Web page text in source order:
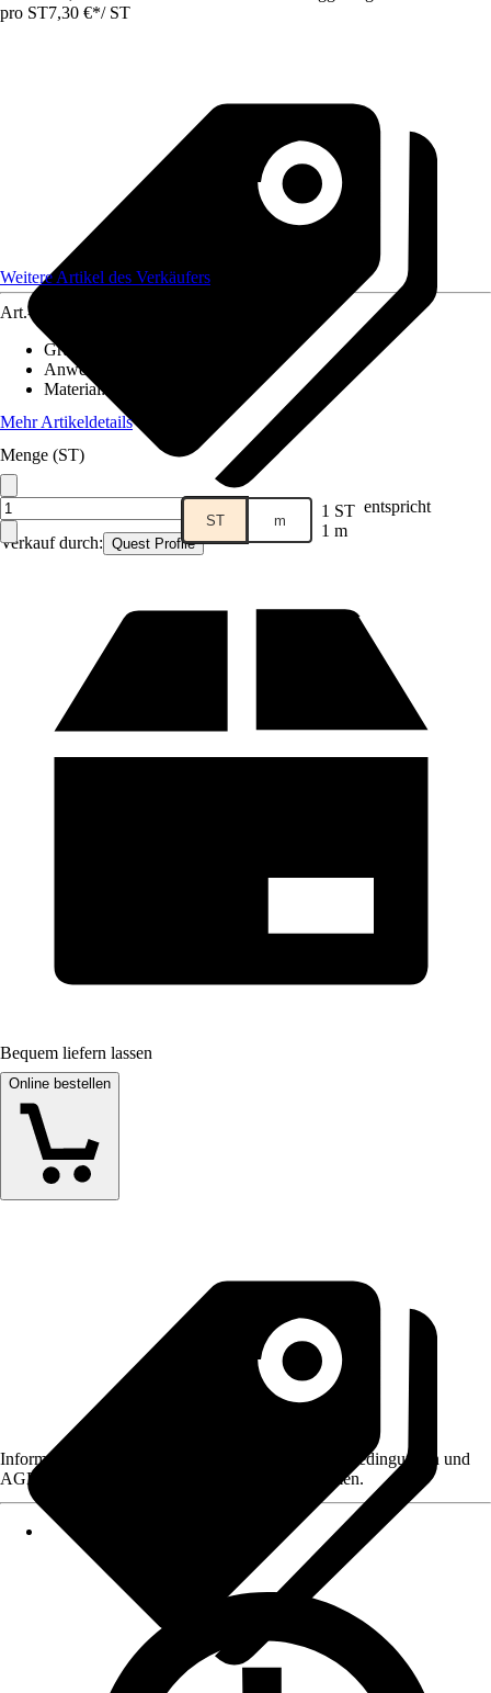
pro ST7,30 €*/ ST
Verkauf durch: Quest Profile
Weitere Artikel des Verkäufers
Art.-Nr.
Grundfarbe
Anwendungsbereich
Material:
Mehr Artikeldetails
Menge (ST)
ST m 1 ST entspricht
1 m
Bequem liefern lassen
Online bestellen
Informationen des Verkäufers, wie z. B. Rückgabebedingungen und
AGB, finden Sie bei Klick auf den Verkäufernamen.